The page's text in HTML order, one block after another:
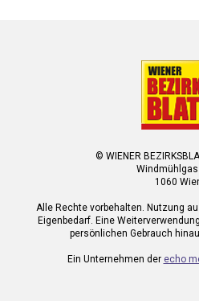
© WIENER
1060
Alle Rechte vorbehalten. Nutzung
Eigenbedarf. Eine
persönlichen Gebrauch
Ein Unternehmen der echo